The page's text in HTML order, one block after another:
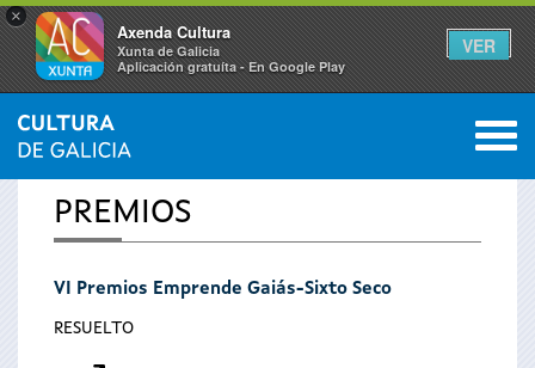
×
Axenda Cultura
Xunta de Galicia
Aplicación gratuíta - En Google Play
VER
Se
encuentra
usted
INICIO 0
PREMIOS
VI Premios Emprende Gaiás-Sixto Seco
RESUELTO